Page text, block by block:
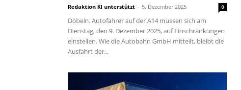
Redaktion KI unterstützt - 5. Dezember 2025 0
Döbeln. Autofahrer auf der A14 müssen sich am
Dienstag, den 9. Dezember 2025, auf Einschränkungen
einstellen. Wie die Autobahn GmbH mitteilt, bleibt die
Ausfahrt der...